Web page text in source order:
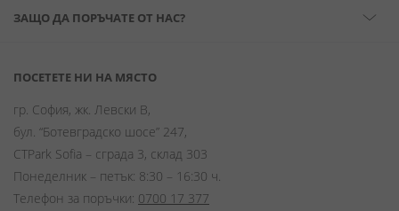
ЗАЩО ДА ПОРЪЧАТЕ ОТ НАС?
ПОСЕТЕТЕ НИ НА МЯСТО
гр. София, жк. Левски В,
бул. “Ботевградско шосе” 247,
CTPark Sofia – сграда 3, склад 303
Понеделник – петък: 8:30 – 16:30 ч.
Телефон за поръчки: 0700 17 377